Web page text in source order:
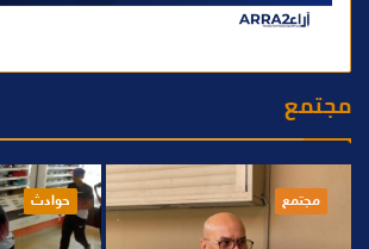
مجتمع
مجتمع حوادث